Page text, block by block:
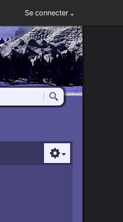
Se connecter
Rechercher
Options